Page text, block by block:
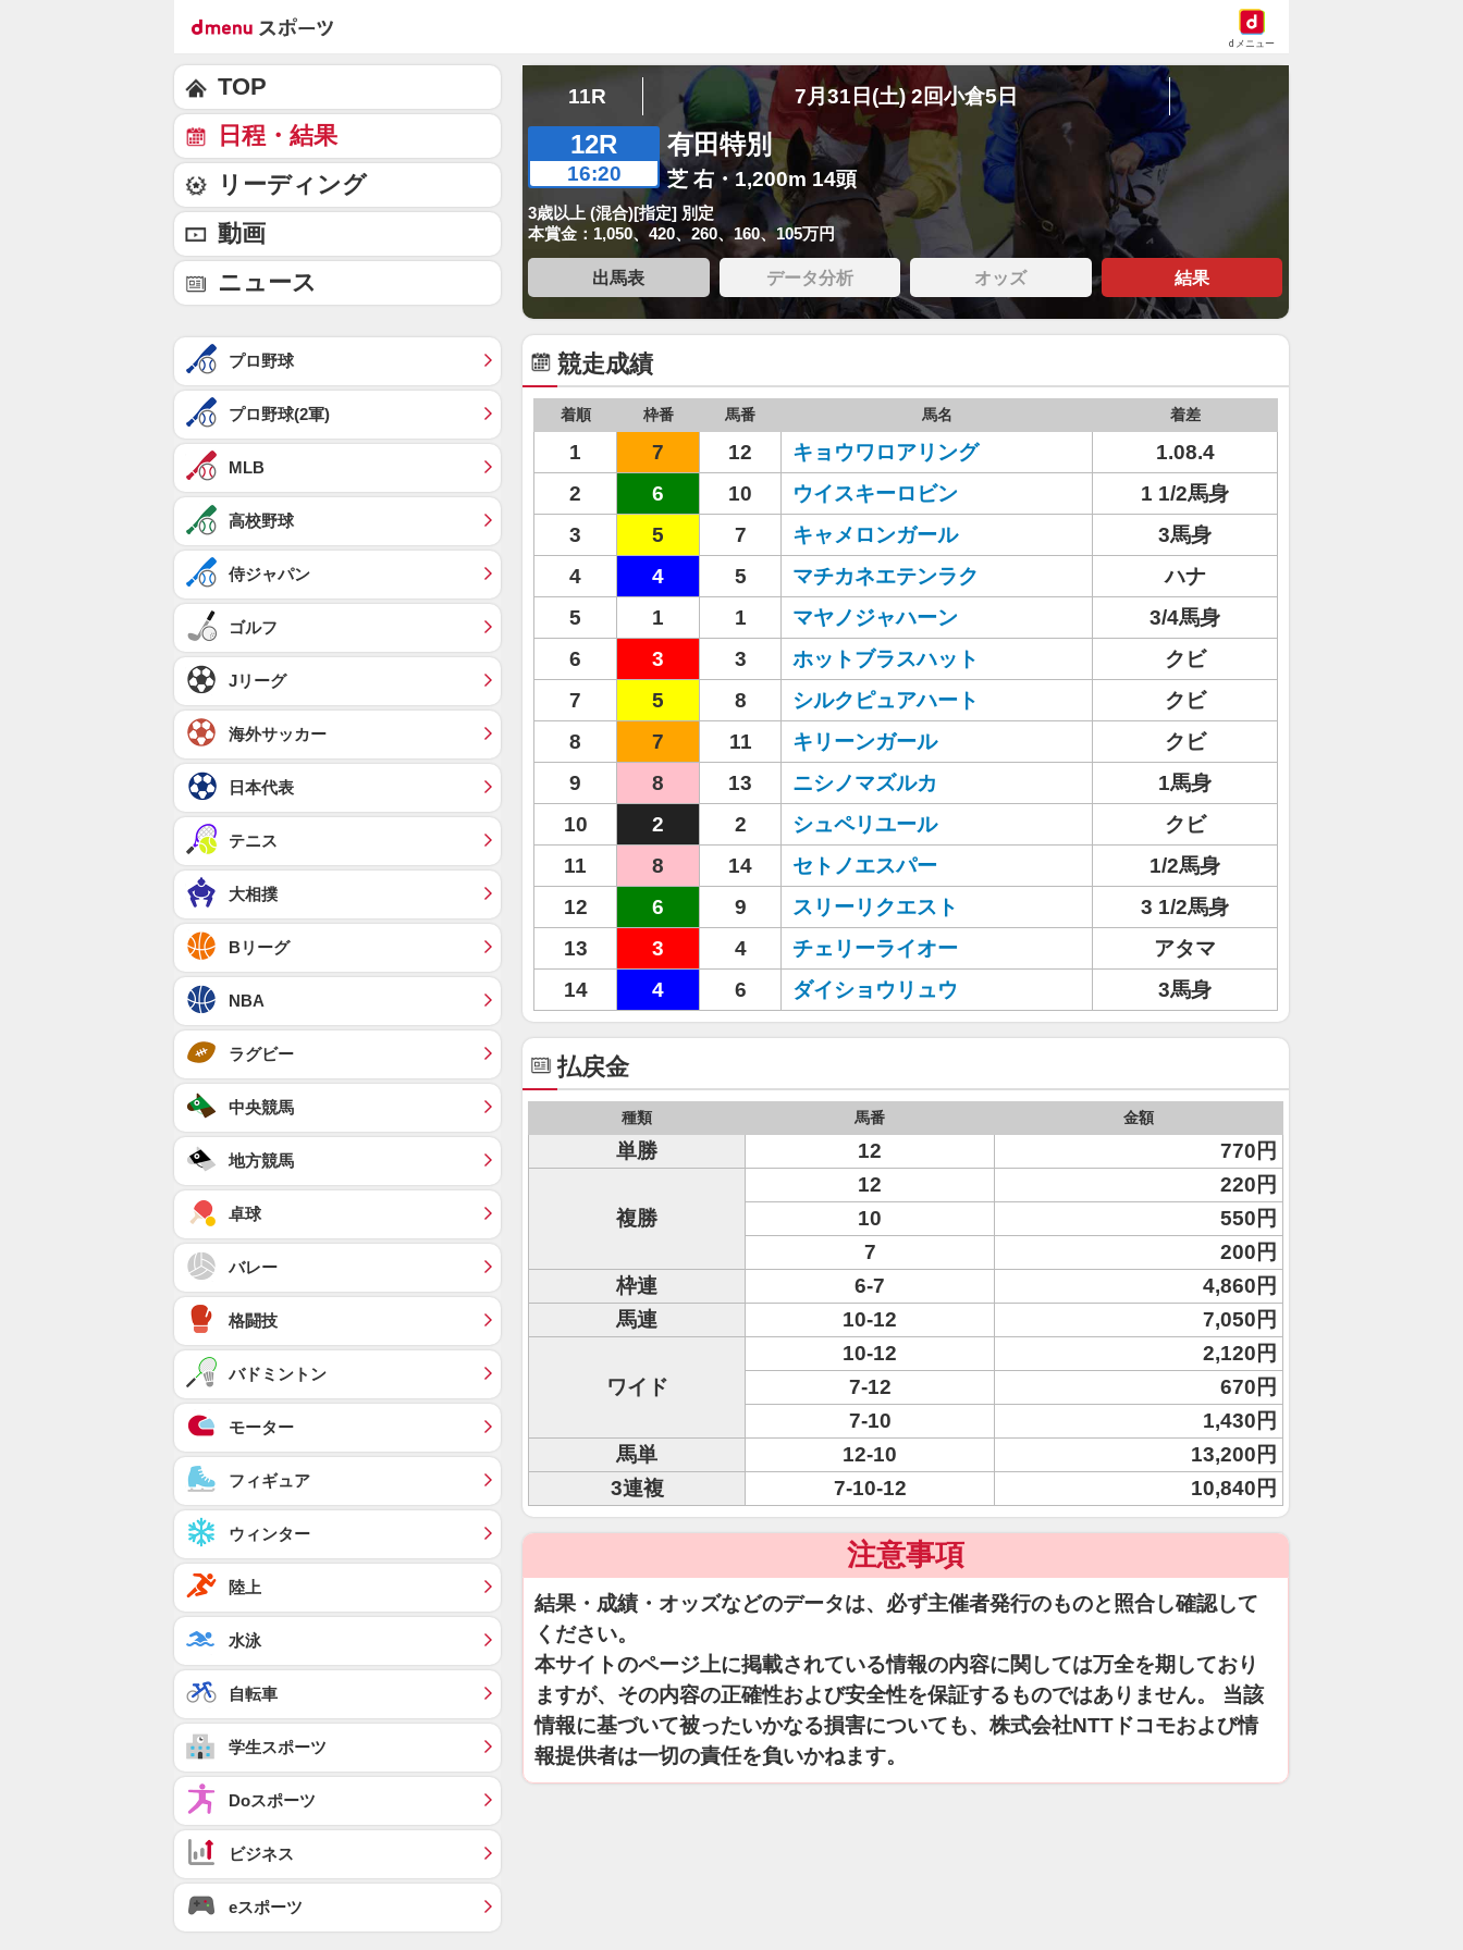
dメニュー
11R 7月31日(土) 2回小倉5日
12R
16:20
有田特別
芝 右・1,200m 14頭
3歳以上 (混合)[指定] 別定
本賞金：1,050、420、260、160、105万円
出馬表 データ分析 オッズ 結果
競走成績
着順 枠番 馬番 馬名 着差
1 7 12 キョウワロアリング
1.08.4
2
6 10 ウイスキーロビン
1 1/2馬身
3
5 7 キャメロンガール
3馬身
4
4 5 マチカネエテンラク
ハナ
5
1 1 マヤノジャハーン
3/4馬身
6
3 3 ホットブラスハット
クビ
7
5 8 シルクピュアハート
クビ
8
7 11 キリーンガール
クビ
9
8 13 ニシノマズルカ
1馬身
10
2 2 シュペリユール
クビ
11
8 14 セトノエスパー
1/2馬身
12
6 9 スリーリクエスト
3 1/2馬身
13
3 4 チェリーライオー
アタマ
14
4 6 ダイショウリュウ 3馬身
払戻金
種類 馬番 金額
単勝 12 770円
複勝
12
220円
10
550円
7
200円
枠連
6-7
4,860円
馬連
10-12 7,050円
ワイド
10-12
2,120円
7-12
670円
7-10
1,430円
馬単
12-10
13,200円
3連複
7-10-12 10,840円
注意事項
結果・成績・オッズなどのデータは、必ず主催者発行のものと照合し確認して
ください。
本サイトのページ上に掲載されている情報の内容に関しては万全を期しており
ますが、その内容の正確性および安全性を保証するものではありません。 当該
情報に基づいて被ったいかなる損害についても、株式会社NTTドコモおよび情
報提供者は一切の責任を負いかねます。
TOP
日程・結果
リーディング
動画
ニュース
プロ野球
プロ野球(2軍)
MLB
高校野球
侍ジャパン
ゴルフ
Jリーグ
海外サッカー
日本代表
テニス
大相撲
Bリーグ
NBA
ラグビー
中央競馬
地方競馬
卓球
バレー
格闘技
バドミントン
モーター
フィギュア
ウィンター
陸上
水泳
自転車
学生スポーツ
Doスポーツ
ビジネス
eスポーツ